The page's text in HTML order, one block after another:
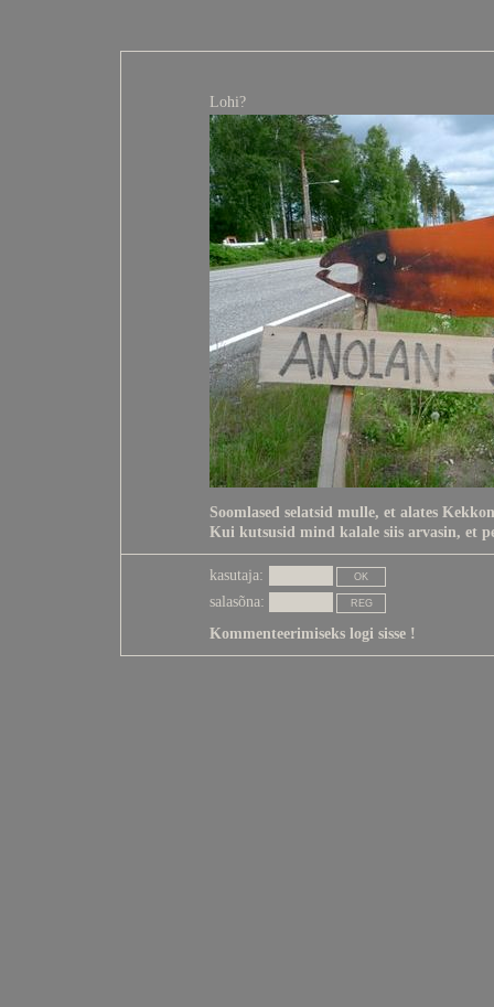
Lohi?
Soomlased selatsid mulle, et alates
Kui kutsusid mind kalale siis arvasin, et
kasutaja:
salasõna:
Kommenteerimiseks logi sisse !